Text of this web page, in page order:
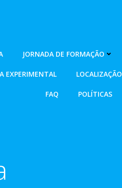
JORNADA DE FORMAÇÃO
EXPERIMENTAL LOCALIZAÇÃO
FAQ POLÍTICAS